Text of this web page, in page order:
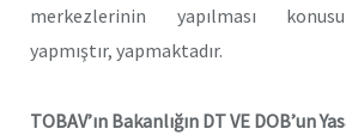
merkezlerinin yapılması
yapmıştır, yapmaktadır.
TOBAV’ın Bakanlığın DT VE DOB’un